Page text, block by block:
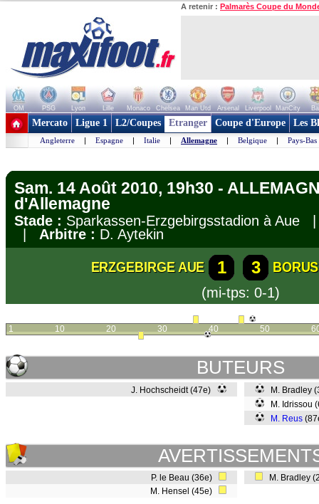
A retenir : Palmarès Coupe du
OM PSG Lyon Lille Monaco Chelsea Man Utd Arsenal Liverpool ManCity
+ de clubs
Mercato Ligue 1 L2/Coupes Etranger Coupe d'Europe Les
Angleterre | Espagne | Italie | Allemagne | Belgique | Pays-Bas
Sam. 14 Août 2010, 19h30 -
d'Allemagne
Stade : Sparkassen-Erzgebirgsstadion à
Arbitre : D. Aytekin
ERZGEBIRGE AUE 1 3
(mi-tps: 0-1)
1 10 20 30 40 50
BUTEURS
J. Hochscheidt (47e)
M. Bradley
M. Idrissou
M. Reus
P. le Beau (36e)
M. Hensel (45e)
M. Bradley